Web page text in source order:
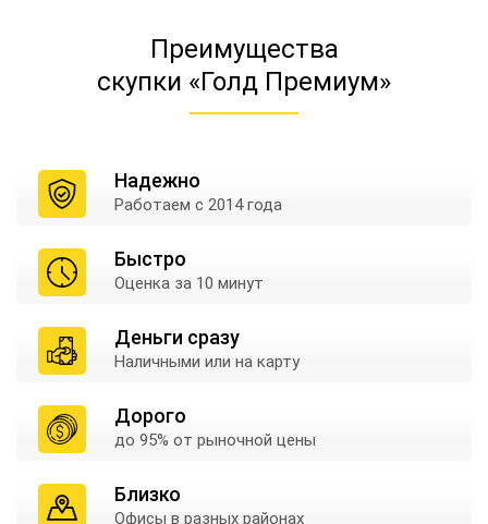
Преимущества
скупки «Голд Премиум»
Надежно
Работаем с 2014 года
Быстро
Оценка за 10 минут
Деньги сразу
Наличными или на карту
Дорого
до 95% от рыночной цены
Близко
Офисы в разных районах